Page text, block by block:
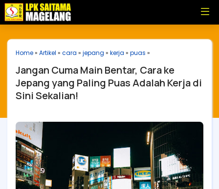
Home» Artikel » cara » jepang » kerja » puas »
Jangan Cuma Main Bentar, Cara ke
Jepang yang Paling Puas Adalah Kerja di
Sini Sekalian!